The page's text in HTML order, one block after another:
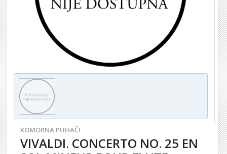
KOMORNA PUHAČI
VIVALDI. CONCERTO NO. 25 EN